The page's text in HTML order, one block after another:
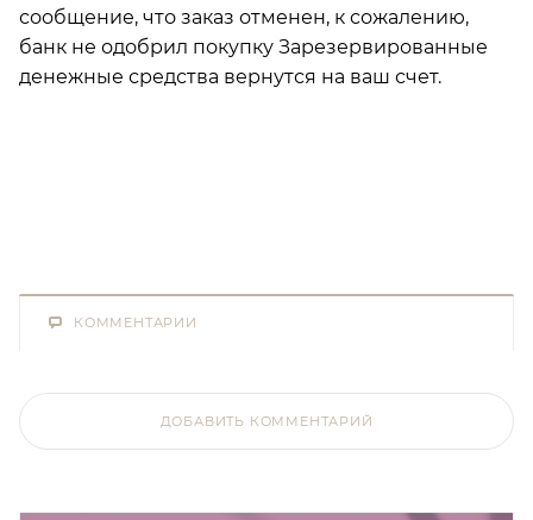
сообщение, что заказ отменен, к сожалению,
банк не одобрил покупку Зарезервированные
денежные средства вернутся на ваш счет.
КОММЕНТАРИИ
ДОБАВИТЬ КОММЕНТАРИЙ